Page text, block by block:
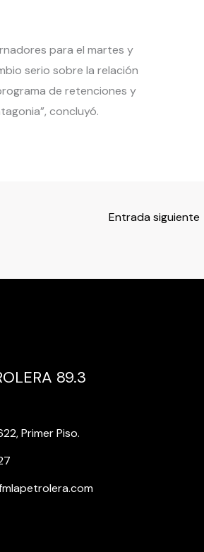
para el martes y
serio sobre la relación
de retenciones y
concluyó.
Entrada siguiente
89.3
Primer Piso.